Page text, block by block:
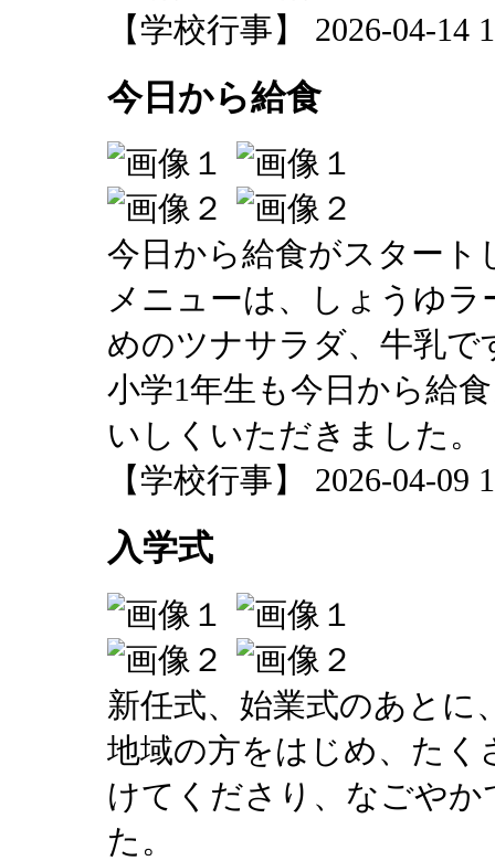
【学校行事】 2026-04-14
今日から給食
今日から給食がスタート
メニューは、しょうゆ
めのツナサラダ、牛乳で
小学1年生も今日から給
いしくいただきました。
【学校行事】 2026-04-09
入学式
新任式、始業式のあとに
地域の方をはじめ、た
けてくださり、なごや
た。